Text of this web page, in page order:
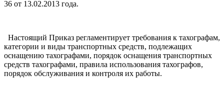
36 от 13.02.2013 года.
Настоящий Приказ регламентирует требования к тахографам,
категории и виды транспортных средств, подлежащих
оснащению тахографами, порядок оснащения транспортных
средств тахографами, правила использования тахографов,
порядок обслуживания и контроля их работы.